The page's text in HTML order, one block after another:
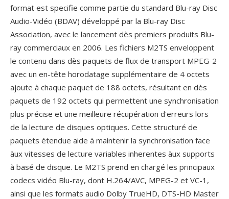
format est specifie comme partie du standard Blu-ray Disc
Audio-Vidéo (BDAV) développé par la Blu-ray Disc
Association, avec le lancement dès premiers produits Blu-
ray commerciaux en 2006. Les fichiers M2TS enveloppent
le contenu dans dès paquets de flux de transport MPEG-2
avec un en-tête horodatage supplémentaire de 4 octets
ajoute à chaque paquet de 188 octets, résultant en dès
paquets de 192 octets qui permettent une synchronisation
plus précise et une meilleure récupération d'erreurs lors
de la lecture de disques optiques. Cette structuré de
paquets étendue aide à maintenir la synchronisation face
àux vitesses de lecture variables inherentes àux supports
à basé de disque. Le M2TS prend en chargé les principaux
codecs vidéo Blu-ray, dont H.264/AVC, MPEG-2 et VC-1,
ainsi que les formats audio Dolby TrueHD, DTS-HD Master